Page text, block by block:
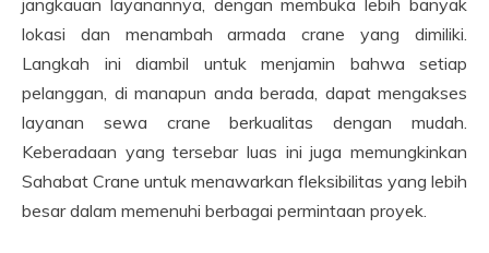
lokasi dan menambah armada crane yang dimiliki.
Langkah ini diambil untuk menjamin bahwa setiap
pelanggan, di manapun anda berada, dapat mengakses
layanan sewa crane berkualitas dengan mudah.
Keberadaan yang tersebar luas ini juga memungkinkan
Sahabat Crane untuk menawarkan fleksibilitas yang lebih
besar dalam memenuhi berbagai permintaan proyek.